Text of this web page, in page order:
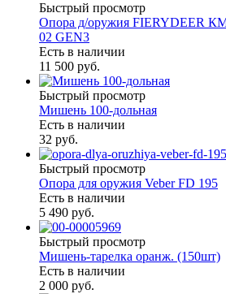
Быстрый просмотр
Опора д/оружия FIERYDEER
02 GEN3
Есть в наличии
11 500 руб.
Быстрый просмотр
Мишень 100-дольная
Есть в наличии
32 руб.
Быстрый просмотр
Опора для оружия Veber FD 195
Есть в наличии
5 490 руб.
Быстрый просмотр
Мишень-тарелка оранж. (150шт)
Есть в наличии
2 000 руб.